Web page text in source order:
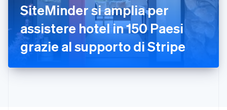
SiteMinder si amplia per
assistere hotel in 150 Paesi
grazie al supporto di Stripe
Irlanda
English
Italia
ItalianoEnglish
Lettonia
Liechtenstein